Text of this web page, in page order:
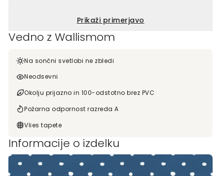
Prikaži primerjavo
Vedno z Wallismom
Na sončni svetlobi ne zbledi
Neodsevni
Okolju prijazno in 100-odstotno brez PVC
Požarna odpornost razreda A
Vlies tapete
Informacije o izdelku